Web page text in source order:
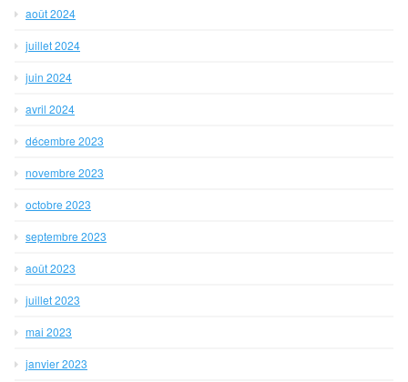
août 2024
juillet 2024
juin 2024
avril 2024
décembre 2023
novembre 2023
octobre 2023
septembre 2023
août 2023
juillet 2023
mai 2023
janvier 2023